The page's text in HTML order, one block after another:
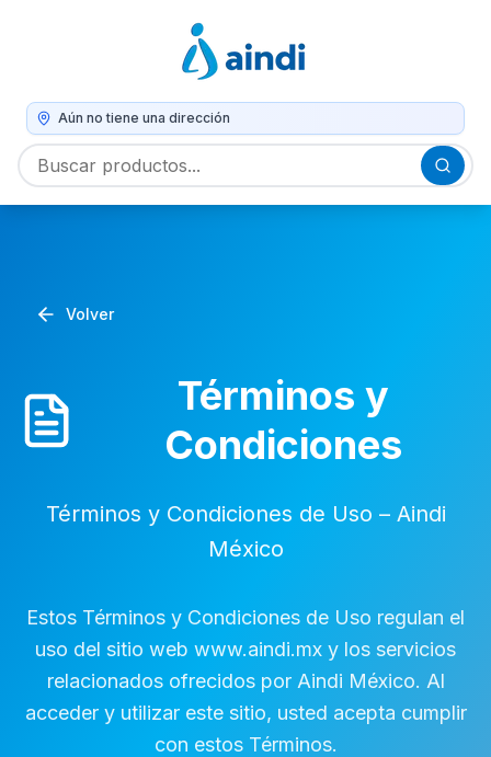
Aún no tiene una dirección
Volver
Términos y
Condiciones
Términos y Condiciones de Uso – Aindi
México
Estos Términos y Condiciones de Uso regulan el
uso del sitio web www.aindi.mx y los servicios
relacionados ofrecidos por Aindi México. Al
acceder y utilizar este sitio, usted acepta cumplir
con estos Términos.